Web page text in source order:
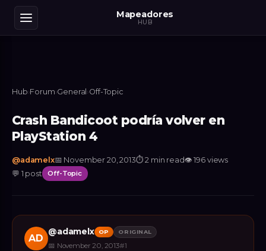
Mapeadores
HUB
Hub›Forum›General ›Off-Topic
Crash Bandicoot podría volver en
PlayStation 4
@adamelx📅 November 20, 2013⏱2 min read👁196 views
💬 1 post Off-Topic
AD
@adamelx OP ORIGINAL
📅 November 20, 2013#1